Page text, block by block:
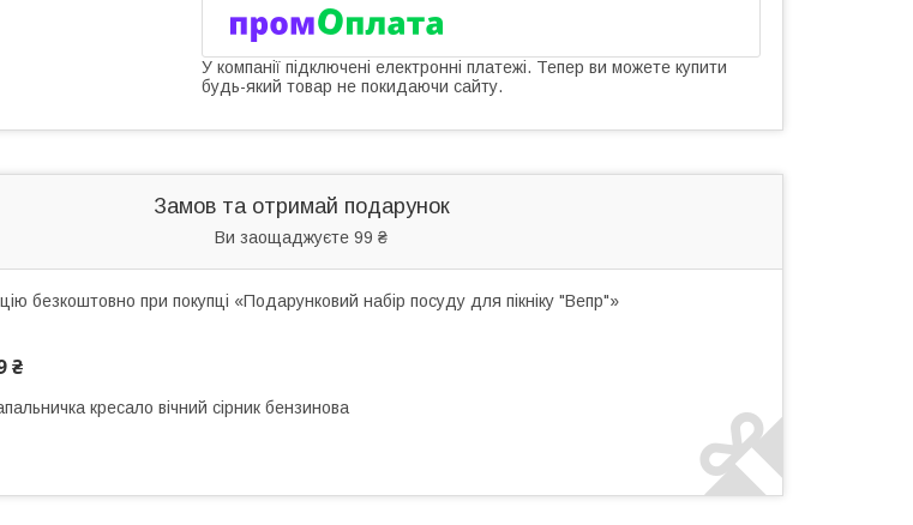
У компанії підключені електронні платежі. Тепер ви можете купити
будь-який товар не покидаючи сайту.
Замов та отримай подарунок
Ви заощаджуєте 99 ₴
безкоштовно при покупці «Подарунковий набір посуду для пікніку "Вепр"»
₴
кресало вічний сірник бензинова